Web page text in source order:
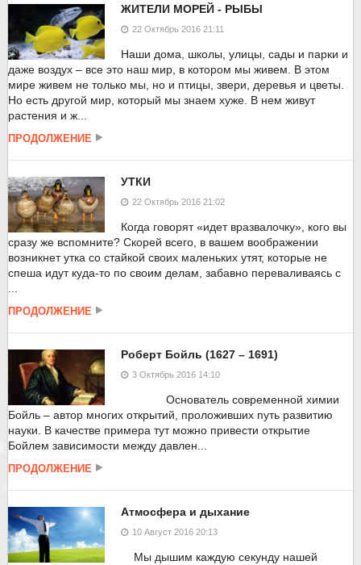
ЖИТЕЛИ МОРЕЙ - РЫБЫ
22 Октябрь 2016 21:11
Наши дома, школы, улицы, сады и парки и
даже воздух – все это наш мир, в котором мы живем. В этом
мире живем не только мы, но и птицы, звери, деревья и цветы.
Но есть другой мир, который мы знаем хуже. В нем живут
растения и ж...
ПРОДОЛЖЕНИЕ
УТКИ
22 Октябрь 2016 21:02
Когда говорят «идет вразвалочку», кого вы
сразу же вспомните? Скорей всего, в вашем воображении
возникнет утка со стайкой своих маленьких утят, которые не
спеша идут куда-то по своим делам, забавно переваливаясь с
...
ПРОДОЛЖЕНИЕ
Роберт Бойль (1627 – 1691)
3 Октябрь 2016 14:10
Основатель современной химии
Бойль – автор многих открытий, проложивших путь развитию
науки. В качестве примера тут можно привести открытие
Бойлем зависимости между давлен...
ПРОДОЛЖЕНИЕ
Атмосфера и дыхание
10 Август 2016 20:13
Мы дышим каждую секунду нашей